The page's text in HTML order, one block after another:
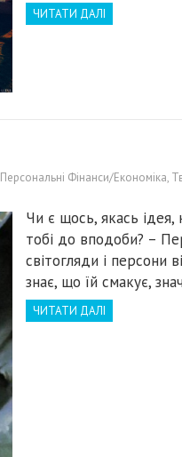
ЧИТАТИ ДАЛІ
Персональні Фінанси/Економіка,
Чи є щось, якась ідея,
тобі до вподоби? –
світогляди і персони
знає, що їй смакує,
ЧИТАТИ ДАЛІ